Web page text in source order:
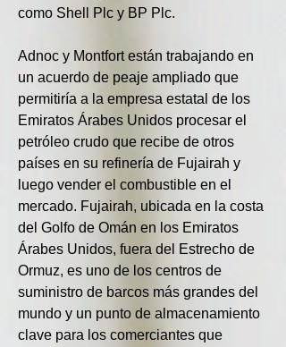
como Shell Plc y BP Plc.
Adnoc y Montfort están trabajando en
un acuerdo de peaje ampliado que
permitiría a la empresa estatal de los
Emiratos Árabes Unidos procesar el
petróleo crudo que recibe de otros
países en su refinería de Fujairah y
luego vender el combustible en el
mercado. Fujairah, ubicada en la costa
del Golfo de Omán en los Emiratos
Árabes Unidos, fuera del Estrecho de
Ormuz, es uno de los centros de
suministro de barcos más grandes del
mundo y un punto de almacenamiento
clave para los comerciantes que